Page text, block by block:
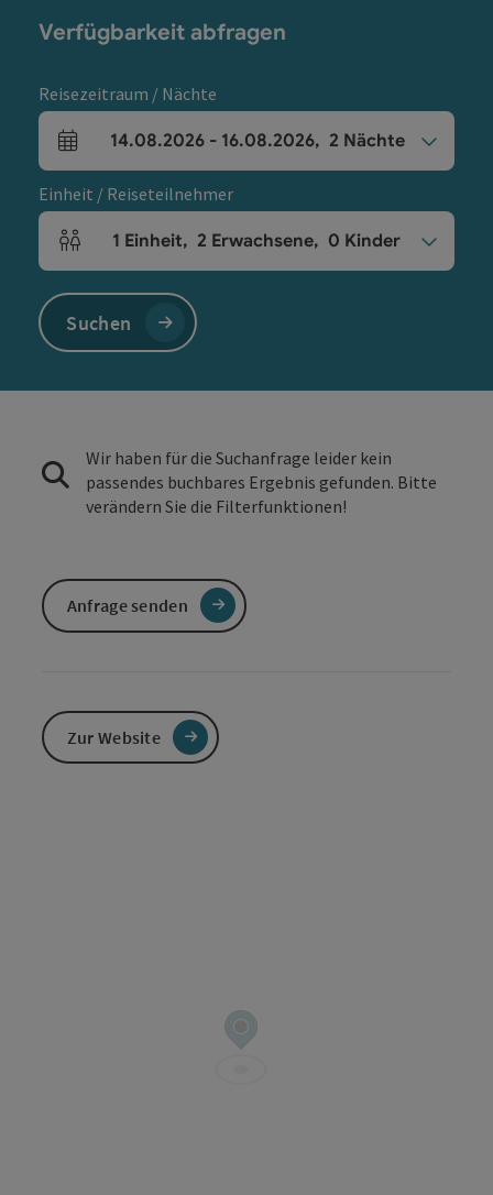
Verfügbarkeit abfragen
Reisezeitraum / Nächte
An- und Abreisefelder
14.08.2026 - 16.08.2026, 2 Nächte
Einheit / Reiseteilnehmer
Einheitenanzahl und Personenfelder
1 Einheit, 2 Erwachsene, 0 Kinder
Suchen
Wir haben für die Suchanfrage leider kein
passendes buchbares Ergebnis gefunden. Bitte
verändern Sie die Filterfunktionen!
Anfrage senden
Zur Website